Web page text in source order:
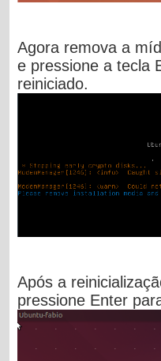
Agora remova a
e pressione a tecla
reiniciado.
Após a
pressione Enter